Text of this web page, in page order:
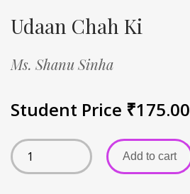
Udaan Chah Ki
Ms. Shanu Sinha
Student Price ₹175.00
Add to cart